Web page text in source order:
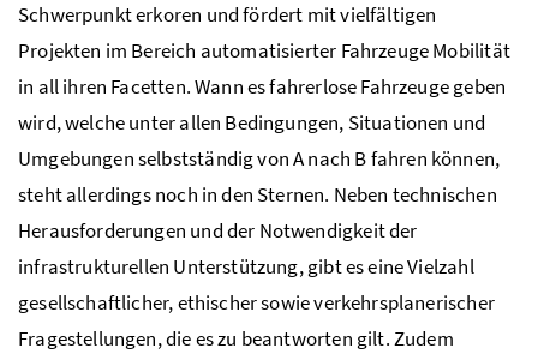
Schwerpunkt erkoren und fördert mit vielfältigen
Projekten im Bereich automatisierter Fahrzeuge Mobilität
in all ihren Facetten. Wann es fahrerlose Fahrzeuge geben
wird, welche unter allen Bedingungen, Situationen und
Umgebungen selbstständig von A nach B fahren können,
steht allerdings noch in den Sternen. Neben technischen
Herausforderungen und der Notwendigkeit der
infrastrukturellen Unterstützung, gibt es eine Vielzahl
gesellschaftlicher, ethischer sowie verkehrsplanerischer
Fragestellungen, die es zu beantworten gilt. Zudem